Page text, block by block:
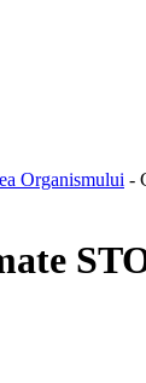
Organismului -